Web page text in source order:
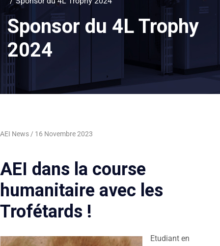
Sponsor du 4L Trophy
2024
AEI News 16 Novembre 2023
AEI dans la course
humanitaire avec les
Trofétards !
Etudiant en